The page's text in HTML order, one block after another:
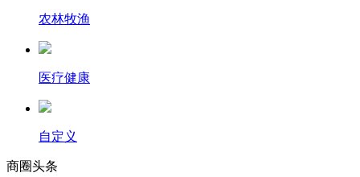
农林牧渔
医疗健康
自定义
商圈头条